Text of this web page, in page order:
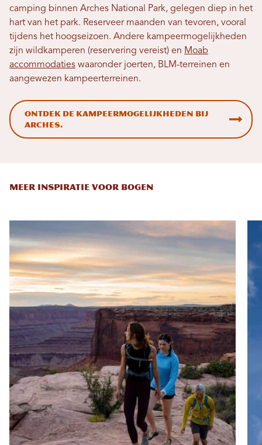
camping binnen Arches National Park, gelegen diep in het
hart van het park. Reserveer maanden van tevoren, vooral
tijdens het hoogseizoen. Andere kampeermogelijkheden
zijn wildkamperen (reservering vereist) en Moab
accommodaties waaronder joerten, BLM-terreinen en
aangewezen kampeerterreinen.
Ontdek de kampeermogelijkheden bij
Arches.
MEER INSPIRATIE VOOR BOGEN